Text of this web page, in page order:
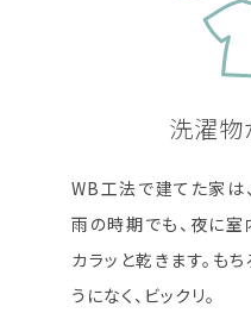
洗濯物
WB工法で建てた家は
雨の時期でも、夜に
カラッと乾きます。も
うになく、ビックリ。